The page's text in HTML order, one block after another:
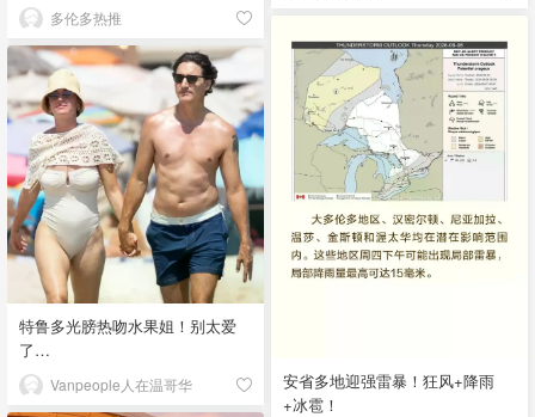
多伦多热推
安省多地迎强雷暴！狂风+降雨
+冰雹！
特鲁多光膀热吻水果姐！别太爱
了…
Vanpeople人在温哥华